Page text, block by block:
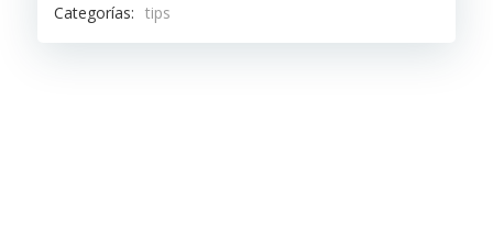
Categorías: tips